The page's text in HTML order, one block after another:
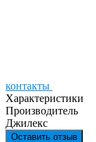
контакты
Характеристики
Производитель
Джилекс
Оставить отзыв